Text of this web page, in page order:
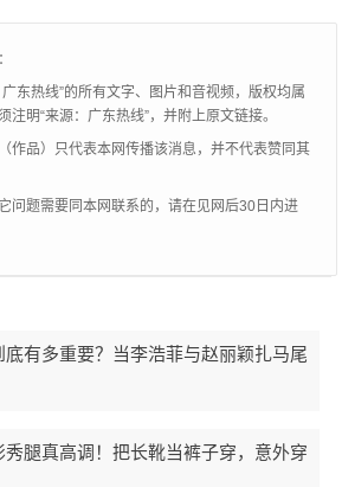
东热线”的所有文字、图片和音视频，版权均属
注明“来源：广东热线”，并附上原文链接。
作品）只代表本网传播该消息，并不代表赞同其
问题需要同本网联系的，请在见网后30日内进
底有多重要？当李浩菲与赵丽颖扎马尾
秀腿真高调！把长靴当裤子穿，意外穿